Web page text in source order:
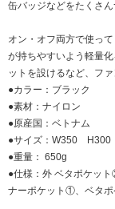
缶バッジなどをたくさ
オン・オフ両方で使っ
が持ちやすいよう軽量
ットを設けるなど、フ
●カラー：ブラック
●素材：ナイロン
●原産国：ベトナム
●サイズ：W350
●重量： 650g
●仕様：外 ベタポケッ
ナーポケット①、ベタ